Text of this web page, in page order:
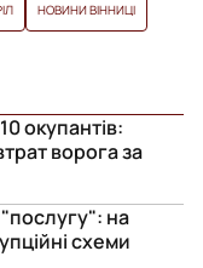
НОВИНИ ВІННИЦІ
окупантів:
ворога за
"послугу": на
схеми